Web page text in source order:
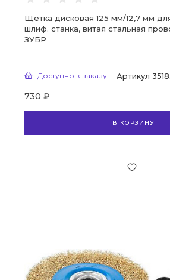
Щетка дисковая 125 мм/12,7 мм
шлиф. станка, витая стальная
ЗУБР
Доступно к заказу Артикул
730 ₽
В КОРЗИНУ